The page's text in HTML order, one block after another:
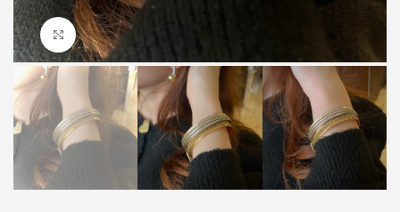
Büyütmek için tıklayın